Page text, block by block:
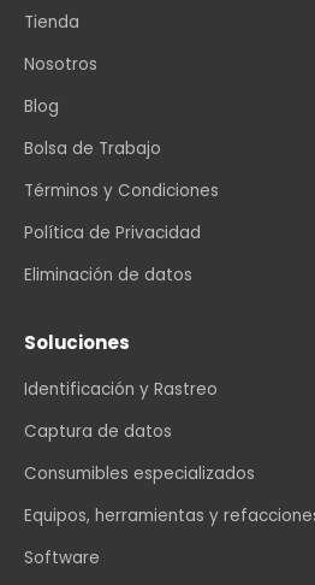
Tienda
Nosotros
Blog
Bolsa de Trabajo
Términos y Condiciones
Política de Privacidad
Eliminación de datos
Soluciones
Identificación y Rastreo
Captura de datos
Consumibles especializados
Equipos, herramientas y
Software